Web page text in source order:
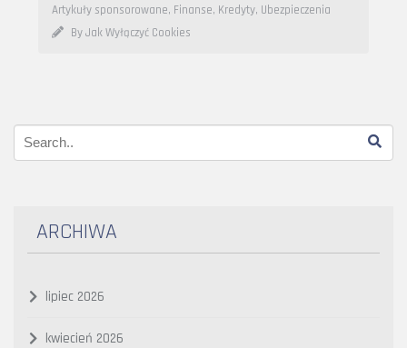
Artykuły sponsorowane, Finanse, Kredyty, Ubezpieczenia
By Jak Wyłączyć Cookies
ARCHIWA
lipiec 2026
kwiecień 2026